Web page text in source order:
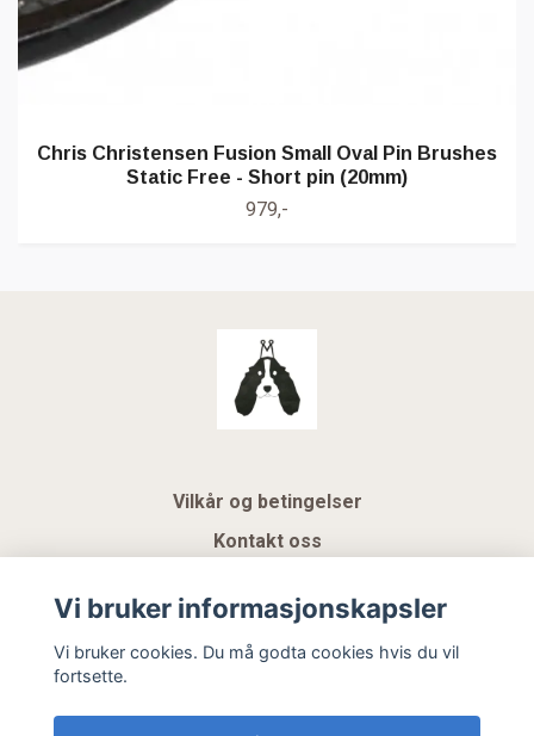
Chris Christensen Fusion Small Oval Pin Brushes
Static Free - Short pin (20mm)
979,-
Vilkår og betingelser
Kontakt oss
Gavekort
Vi bruker informasjonskapsler
Vi bruker cookies. Du må godta cookies hvis du vil
fortsette.